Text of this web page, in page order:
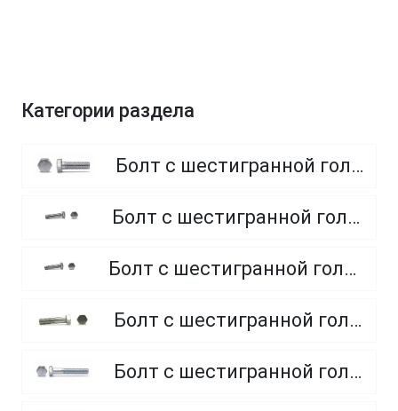
Категории раздела
Болт с шестигранной головкой, полная резьба, класс прочности 8.8
Болт с шестигранной головкой, полная резьба, класс прочности 4.8 и 5.8
Болт с шестигранной головкой, полная резьба, из нержавеющей стали A2 и A4
Болт с шестигранной головкой, неполная резьба, класс прочности 5.8
Болт с шестигранной головкой, неполная резьба, класс прочности 8.8